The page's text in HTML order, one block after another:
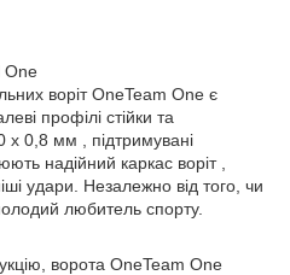
One
воріт OneTeam One є
профілі стійки та
х 0,8 мм , підтримувані
надійний каркас воріт ,
удари. Незалежно від того, чи
любитель спорту.
ворота OneTeam One